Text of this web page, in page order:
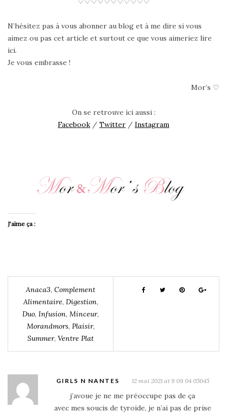
N’hésitez pas à vous abonner au blog et à me dire si vous
aimez ou pas cet article et surtout ce que vous aimeriez lire
ici.
Je vous embrasse !
Mor’s ♡
On se retrouve ici aussi :
Facebook / Twitter / Instagram
J’aime ça :
Anaca3, Complement
Alimentaire, Digestion,
Duo, Infusion, Minceur,
Morandmors, Plaisir,
Summer, Ventre Plat
GIRLS N NANTES 12 mai 2021 at 9 09 04 05045
j’avoue je ne me préoccupe pas de ça
avec mes soucis de tyroide, je n’ai pas de prise